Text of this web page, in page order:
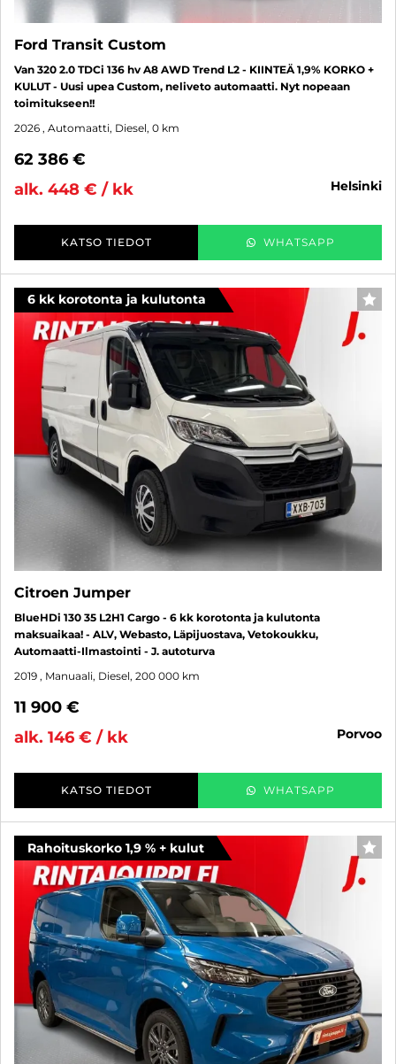
Ford Transit Custom
Van 320 2.0 TDCi 136 hv A8 AWD Trend L2 - KIINTEÄ 1,9% KORKO +
KULUT - Uusi upea Custom, neliveto automaatti. Nyt nopeaan
toimitukseen!!
2026 , Automaatti, Diesel, 0 km
62 386 €
alk. 448 € / kk
helsinki
KATSO TIEDOT WHATSAPP
6 kk korotonta ja kulutonta
Citroen Jumper
BlueHDi 130 35 L2H1 Cargo - 6 kk korotonta ja kulutonta
maksuaikaa! - ALV, Webasto, Läpijuostava, Vetokoukku,
Automaatti-Ilmastointi - J. autoturva
2019 , Manuaali, Diesel, 200 000 km
11 900 €
alk. 146 € / kk
porvoo
KATSO TIEDOT WHATSAPP
Rahoituskorko 1,9 % + kulut